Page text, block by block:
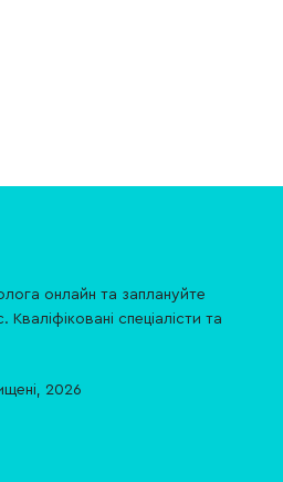
онлайн та заплануйте
спеціалісти та
, 2026